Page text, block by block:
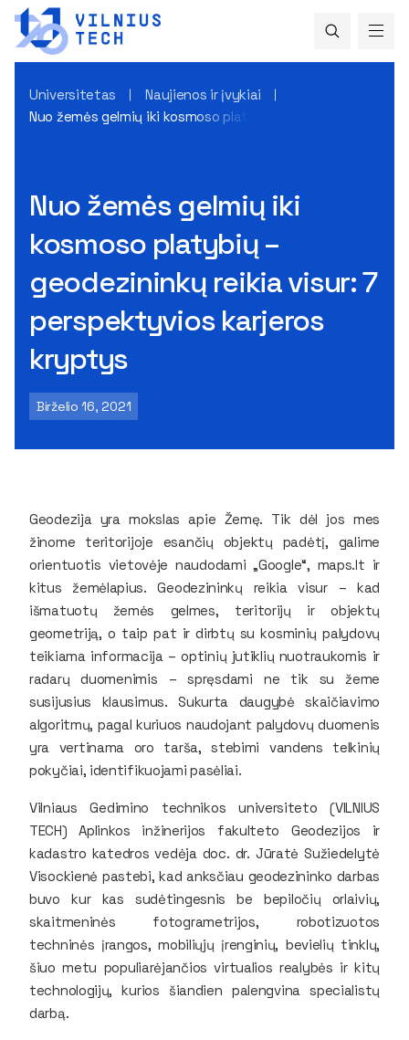
Universitetas
Naujienos ir įvykiai
Nuo žemės gelmių iki kosmoso platybių – geodezininkų
Nuo žemės gelmių iki
kosmoso platybių –
geodezininkų reikia visur: 7
perspektyvios karjeros
kryptys
Birželio 16, 2021
Geodezija yra mokslas apie Žemę. Tik dėl jos mes
žinome teritorijoje esančių objektų padėtį, galime
orientuotis vietovėje naudodami „Google“, maps.lt ir
kitus žemėlapius. Geodezininkų reikia visur – kad
išmatuotų žemės gelmes, teritorijų ir objektų
geometriją, o taip pat ir dirbtų su kosminių palydovų
teikiama informacija – optinių jutiklių nuotraukomis ir
radarų duomenimis – spręsdami ne tik su žeme
susijusius klausimus. Sukurta daugybė skaičiavimo
algoritmų, pagal kuriuos naudojant palydovų duomenis
yra vertinama oro tarša, stebimi vandens telkinių
pokyčiai, identifikuojami pasėliai.
Vilniaus Gedimino technikos universiteto (VILNIUS
TECH) Aplinkos inžinerijos fakulteto Geodezijos ir
kadastro katedros vedėja doc. dr. Jūratė Sužiedelytė
Visockienė pastebi, kad anksčiau geodezininko darbas
buvo kur kas sudėtingesnis be bepiločių orlaivių,
skaitmeninės fotogrametrijos, robotizuotos
techninės įrangos, mobiliųjų įrenginių, bevielių tinklų,
šiuo metu populiarėjančios virtualios realybės ir kitų
technologijų, kurios šiandien palengvina specialistų
darbą.